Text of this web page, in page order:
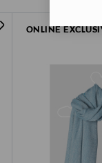
ONLINE